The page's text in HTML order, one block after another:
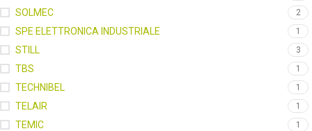
SOLMEC 2
SPE ELETTRONICA INDUSTRIALE 1
STILL 3
TBS 1
TECHNIBEL 1
TELAIR 1
TEMIC 1